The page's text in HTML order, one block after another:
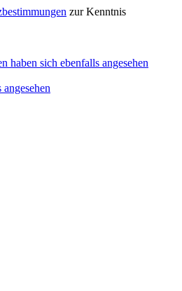
zur Kenntnis
haben sich ebenfalls angesehen